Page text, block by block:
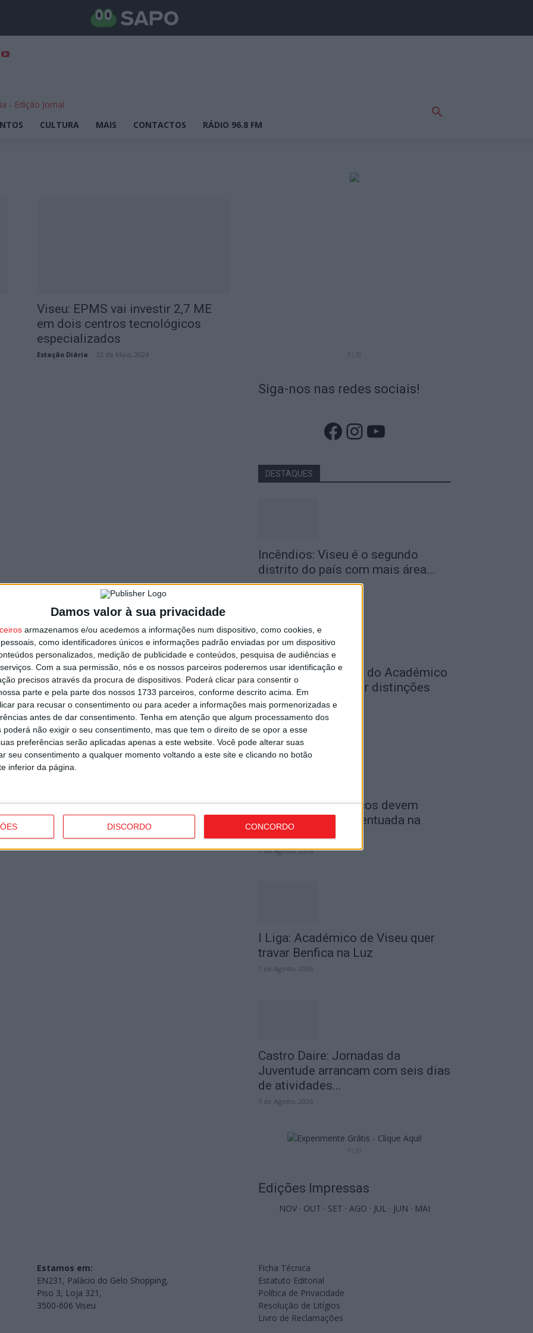
Damos valor à sua privacidade
armazenamos e/ou acedemos a informações num dispositivo, como cookies, e
como identificadores únicos e informações padrão enviadas por um dispositivo
personalizados, medição de publicidade e conteúdos, pesquisa de audiências e
Com a sua permissão, nós e os nossos parceiros poderemos usar identificação e
precisos através da procura de dispositivos. Poderá clicar para consentir o
parte e pela parte dos nossos 1733 parceiros, conforme descrito acima. Em
para recusar o consentimento ou para aceder a informações mais pormenorizadas e
antes de dar consentimento. Tenha em atenção que algum processamento dos
poderá não exigir o seu consentimento, mas que tem o direito de se opor a esse
preferências serão aplicadas apenas a este website. Você pode alterar suas
seu consentimento a qualquer momento voltando a este site e clicando no botão
inferior da página.
DISCORDO CONCORDO
CULTURA MAIS CONTACTOS RÁDIO 96.8 FM
Viseu: EPMS vai investir 2,7 ME
em dois centros tecnológicos
especializados
Estação Diária 22 de Maio, 2024
Siga-nos nas redes sociais!
Facebook
Instagram
YouTube
DESTAQUES
Incêndios: Viseu é o segundo
distrito do país com mais área...
7 de Agosto, 2026
Futebol: Jogadores do Académico
e Tondela vão exibir distinções
oficiais nas...
7 de Agosto, 2026
Combustíveis: Preços devem
baixar de forma acentuada na
próxima semana
7 de Agosto, 2026
I Liga: Académico de Viseu quer
travar Benfica na Luz
7 de Agosto, 2026
Castro Daire: Jornadas da
Juventude arrancam com seis dias
de atividades...
7 de Agosto, 2026
Edições Impressas
NOV · OUT · SET · AGO · JUL · JUN · MAI
Estamos em:
EN231, Palácio do Gelo Shopping,
Piso 3, Loja 321,
3500-606 Viseu
Ficha Técnica
Estatuto Editorial
Política de Privacidade
Resolução de Litígios
Livro de Reclamações